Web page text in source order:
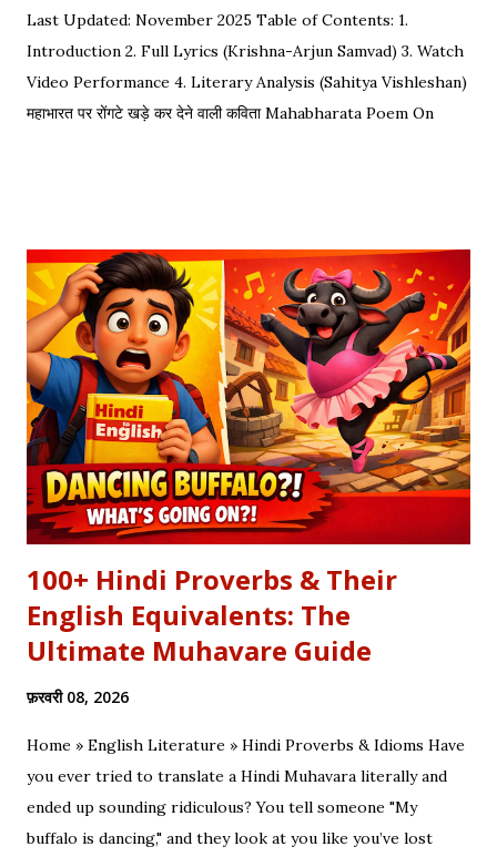
Last Updated: November 2025 Table of Contents: 1.
Introduction 2. Full Lyrics (Krishna-Arjun Samvad) 3. Watch
Video Performance 4. Literary Analysis (Sahitya Vishleshan)
महाभारत पर रोंगटे खड़े कर देने वाली कविता Mahabharata Poem On
Explore our Best Hindi Poetry Collection for more Veer
Ras Kavitayein. तलवार, धनुष और पैदल सैनिक कुरुक्षेत्र में खड़े हुए, रक्त
पिपासु महारथी इक दूजे सम्मुख अड़े हुए | कई लाख सेना के सम्मुख पांडव पाँच बिचारे
थे, एक तरफ थे योद्धा सब, एक तरफ समय के मारे थे | महा-समर की प्रतिक्षा में सारे
ताक रहे थे जी, और पार्थ के रथ को केशव स्वयं हाँक रहे थे जी || रणभूमि के सभी
नजारे देखन में कुछ खास लगे, माधव ने अर्जुन को देखा, अर्जुन उन्हें उदास लगे | ...
100+ Hindi Proverbs & Their
English Equivalents: The
Ultimate Muhavare Guide
फ़रवरी 08, 2026
Home » English Literature » Hindi Proverbs & Idioms Have
you ever tried to translate a Hindi Muhavara literally and
ended up sounding ridiculous? You tell someone "My
buffalo is dancing," and they look at you like you’ve lost